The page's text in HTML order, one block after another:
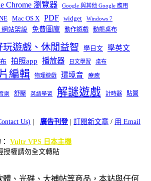
Chrome 瀏覽器 Google 與其他 Google 應用
Mac OS X PDF widget Windows 7
網站架設 免費圖庫 動作遊戲 動態桌布
玩遊戲、休閒益智 學日文 學英文
拍照app 播放器 日文學習 桌布
編輯 物理遊戲 環境音 療癒
樂 舒壓 英語學習 解謎遊戲 計時器
貼圖
Us) 廣告刊登| 訂閱新文章 / 用 Email
Vultr VPS 日本主機
授權請勿全文轉貼
體、光碟、大補帖等商品，本站與任何